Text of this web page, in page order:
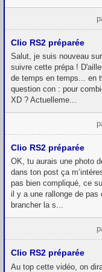
Clio RS2 préparée
Salut, je suis nouveau
suivre cette prépa !
de temps en temps... en
question con : pour
XD ? Actuelleme...
Clio RS2 préparée
OK, tu aurais une photo
dans ton post ça
pas bien compliqué, ce
il y a une rallonge de
brancher la s...
Clio RS2 préparée
Au top cette vidéo, on